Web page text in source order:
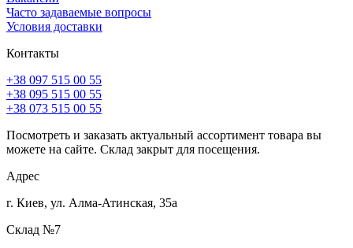
Часто задаваемые вопросы
Условия доставки
Контакты
+38 097 515 00 55
+38 095 515 00 55
+38 073 515 00 55
Посмотреть и заказать актуальный ассортимент товара вы
можете на сайте. Склад закрыт для посещения.
Адрес
г. Киев, ул. Алма-Атинская, 35а
Склад №7